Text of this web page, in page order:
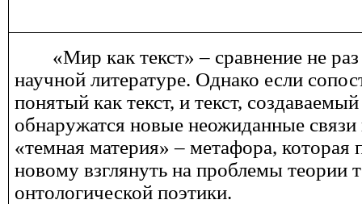
«Мир как текст» – сравнение не
научной литературе. Однако если
понятый как текст, и текст,
обнаружатся новые неожиданные
«темная материя» – метафора, которая
новому взглянуть на проблемы теории
онтологической поэтики.